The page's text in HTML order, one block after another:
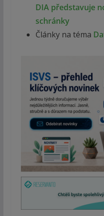
DIA představuje
schránky
Články na téma